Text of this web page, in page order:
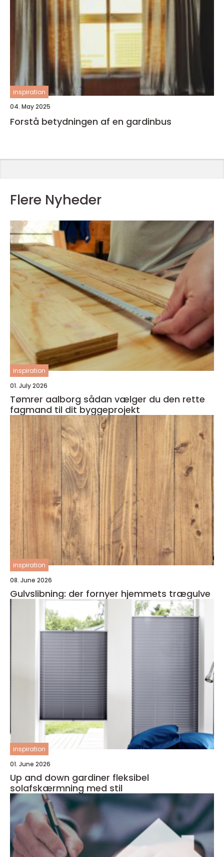
inspiration
04. May 2025
Forstå betydningen af en gardinbus
Flere Nyheder
inspiration
01. July 2026
Tømrer aalborg sådan vælger du den rette
fagmand til dit byggeprojekt
inspiration
08. June 2026
Gulvslibning: der fornyer hjemmets trægulve
inspiration
01. June 2026
Up and down gardiner fleksibel
solafskærmning med stil